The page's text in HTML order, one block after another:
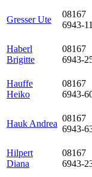
Gresser Ute
08167
6943-11
Haberl
Brigitte
08167
6943-
Hauffe
Heiko
08167
6943-
Hauk Andrea
08167
6943-
Hilpert
Diana
08167
6943-